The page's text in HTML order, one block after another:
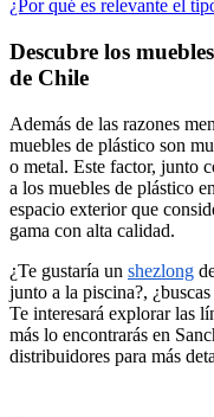
¿Por qué es relevante el
Descubre los
de Chile
Además de las razones
muebles de plástico son
o metal. Este factor, junto
a los muebles de plástico
espacio exterior que
gama con alta calidad.
¿Te gustaría un shezlong
junto a la piscina?,
Te interesará explorar las
más lo encontrarás en
distribuidores para más